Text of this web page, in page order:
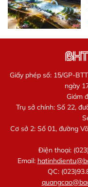
Giấy phép số: 15/GP-
ngày
Giám
Trụ sở chính: Số 22,
Cơ sở 2: Số 01, đường
Điện thoại:
Email:
QC: